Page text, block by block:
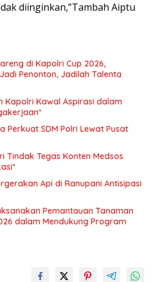
diinginkan,”Tambah Aiptu
di Kapolri Cup 2026,
Penonton, Jadilah Talenta
Kapolri Kawal Aspirasi dalam
Perkuat SDM Polri Lewat Pusat
Tindak Tegas Konten Medsos
Api di Ranupani Antisipasi
Pemantauan Tanaman
dalam Mendukung Program